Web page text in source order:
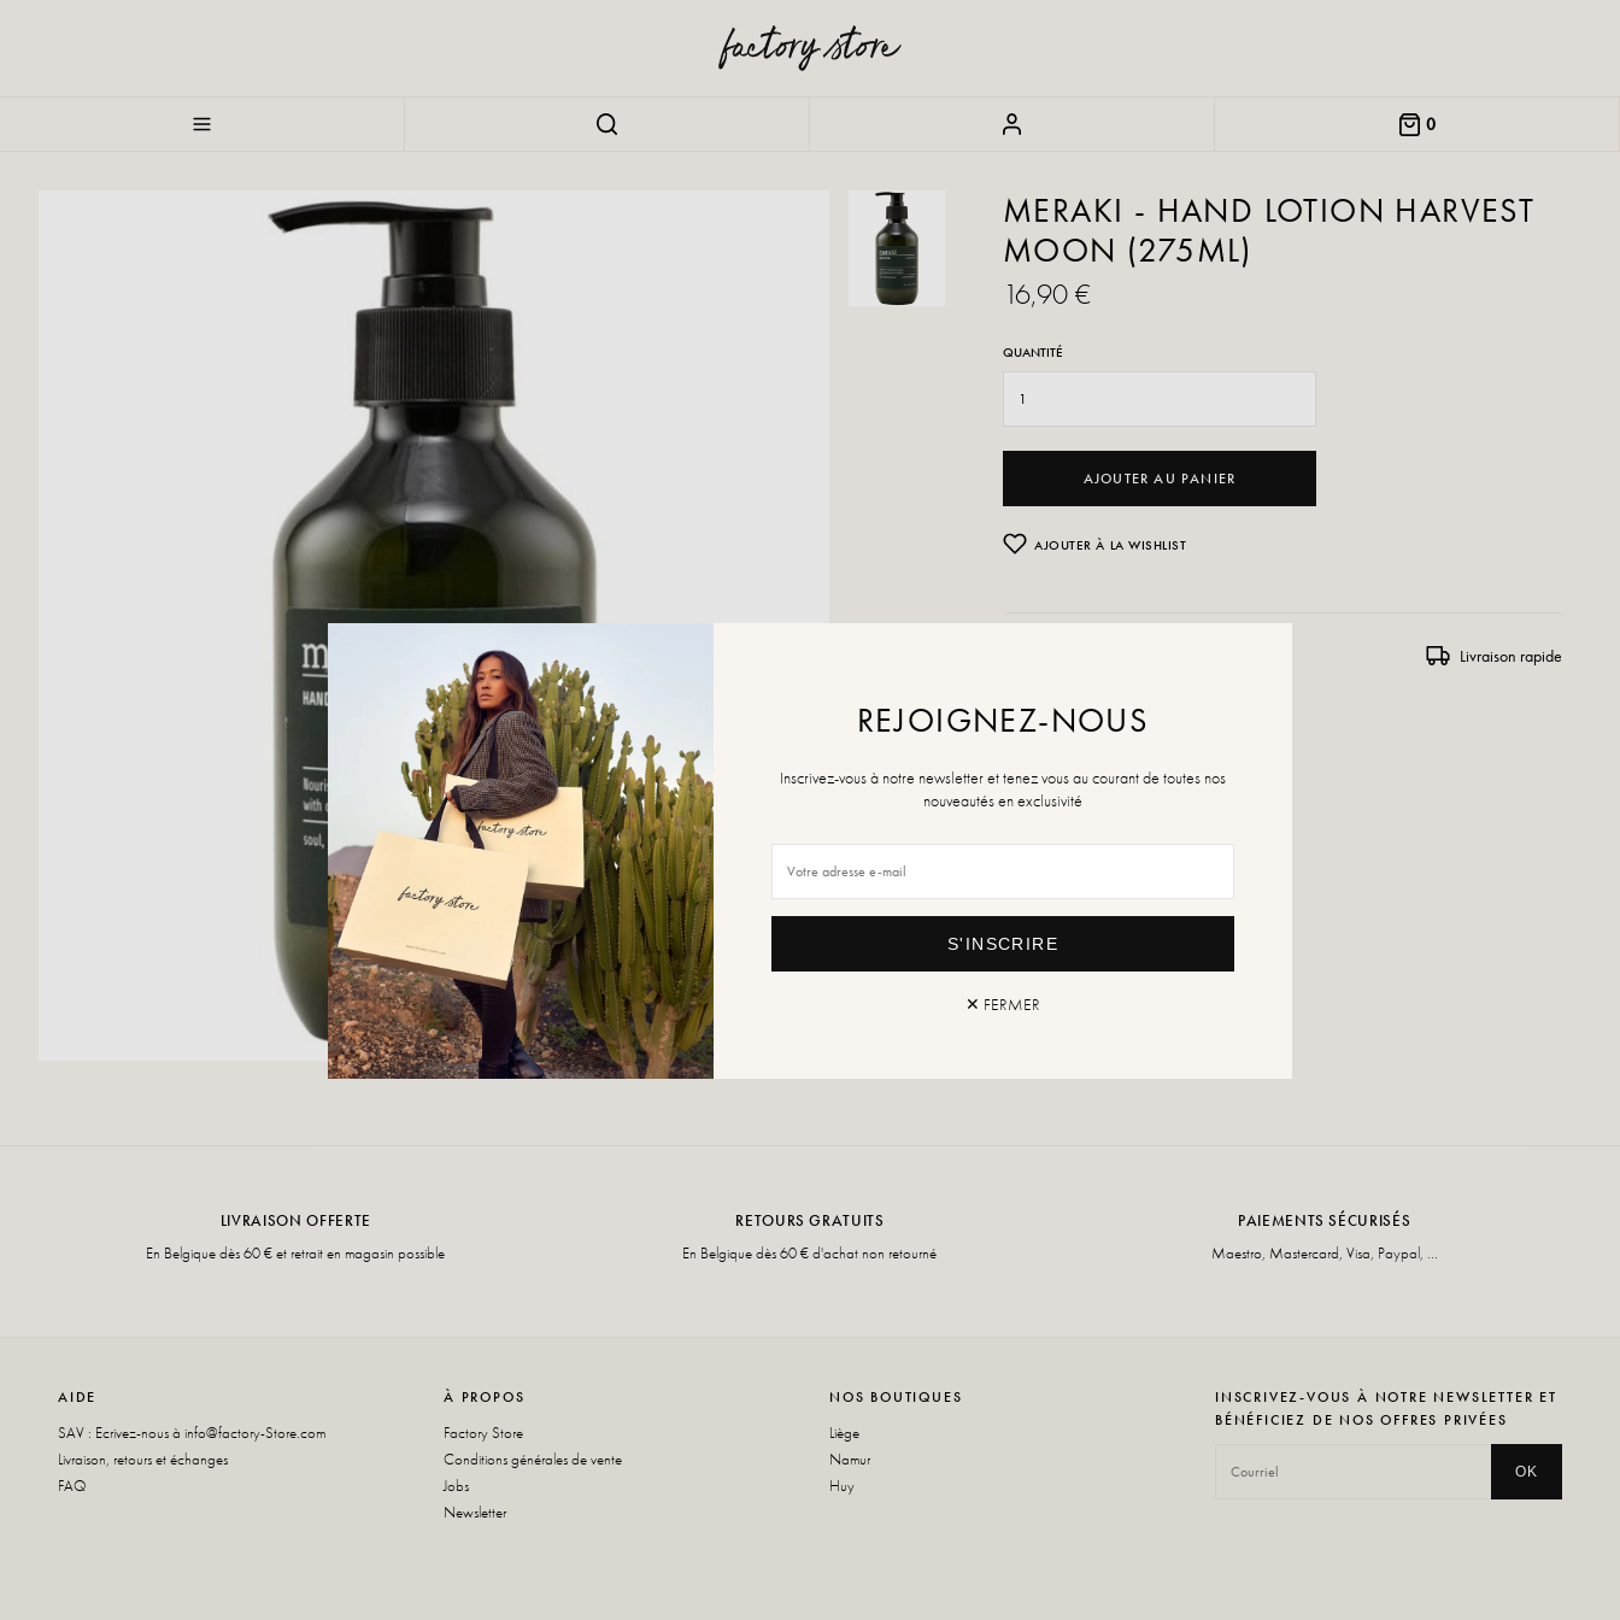
0
MERAKI - HAND LOTION HARVEST
MOON (275ML)
16,90 €
QUANTITÉ
AJOUTER AU PANIER
AJOUTER À LA WISHLIST
Livraison rapide
LIVRAISON OFFERTE
En Belgique dès 60 € et retrait en magasin possible
RETOURS GRATUITS
En Belgique dès 60 € d'achat non retourné
PAIEMENTS SÉCURISÉS
Maestro, Mastercard, Visa, Paypal, ...
AIDE
SAV : Ecrivez-nous à info@factory-Store.com
Livraison, retours et échanges
FAQ
À PROPOS
Factory Store
Conditions générales de vente
Jobs
Newsletter
NOS BOUTIQUES
Liège
Namur
Huy
INSCRIVEZ-VOUS À NOTRE NEWSLETTER ET
BÉNÉFICIEZ DE NOS OFFRES PRIVÉES
OK
REJOIGNEZ-NOUS
Inscrivez-vous à notre newsletter et tenez vous au courant de toutes nos
nouveautés en exclusivité
S'INSCRIRE
✕ FERMER